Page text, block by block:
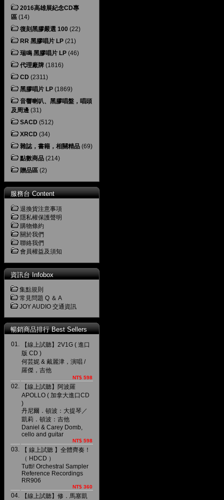
2016高雄展紀念CD專
區 (14)
復刻黑膠嚴選 100 (22)
RR 黑膠唱片 LP (21)
瑞鳴 黑膠唱片 LP (46)
代理廠牌 (1816)
CD (2311)
黑膠唱片 LP (1869)
音響喇叭、黑膠唱盤，唱頭
及周邊 (31)
SACD (512)
XRCD (34)
雜誌，書籍，相關精品 (69)
點數商品 (214)
贈品區 (2)
服務台 Content
退換貨注意事項
隱私權保護聲明
購物條約
關於我們
聯絡我們
會員權益及須知
資訊台 Infobox
集點規則
常見問題 Q ＆ A
JOY AUDIO 交通資訊
暢銷商品排行 Best Sellers
01.
【線上試聽】2V1G ( 進口
版 CD )
何芸妮 & 戴麗津，演唱 /
羅傑，吉他
NT$ 598
02.
【線上試聽】阿波羅
APOLLO ( 加拿大進口CD
)
丹尼爾．頓波：大提琴／
凱莉．頓波：吉他
Daniel & Carey Domb,
cello and guitar
NT$ 598
03.
【 線上試聽 】全體齊奏！
（ HDCD ）
Tutti! Orchestral Sampler
Reference Recordings
RR906
NT$ 360
04.
【線上試聽】修．馬塞凱